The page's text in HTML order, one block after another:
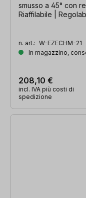
smusso a 45° con
Riaffilabile |
n. art.: W-EZECHM-21
In magazzino,
208,10 €
incl. IVA più costi di
spedizione